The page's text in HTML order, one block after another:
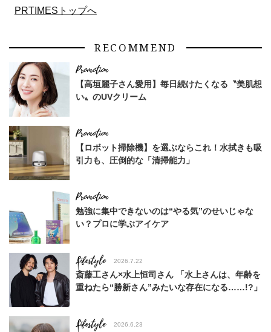
PRTIMESトップへ
RECOMMEND
【高垣麗子さん愛用】毎日続けたくなる〝美肌想
い〟のUVクリーム
【ロボット掃除機】を選ぶならこれ！水拭きも吸
引力も、圧倒的な「清掃能力」
勉強に集中できないのは“やる気”のせいじゃな
い？プロに学ぶアイケア
Lifestyle 2026.7.22
斎藤工さん×水上恒司さん 「水上さんは、年齢を
重ねたら“勝新さん”みたいな存在になる……!?」
Lifestyle 2026.6.23